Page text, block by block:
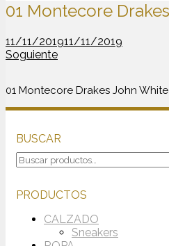
01 Montecore
11/11/201911/11/2019
Soguiente
01 Montecore Drakes John
BUSCAR
Buscar
por:
PRODUCTOS
CALZADO
Sneakers